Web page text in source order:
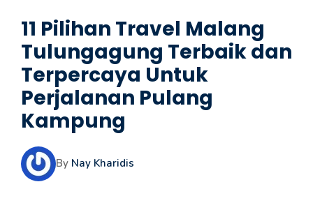
11 Pilihan Travel Malang
Tulungagung Terbaik dan
Terpercaya Untuk
Perjalanan Pulang
Kampung
By Nay Kharidis